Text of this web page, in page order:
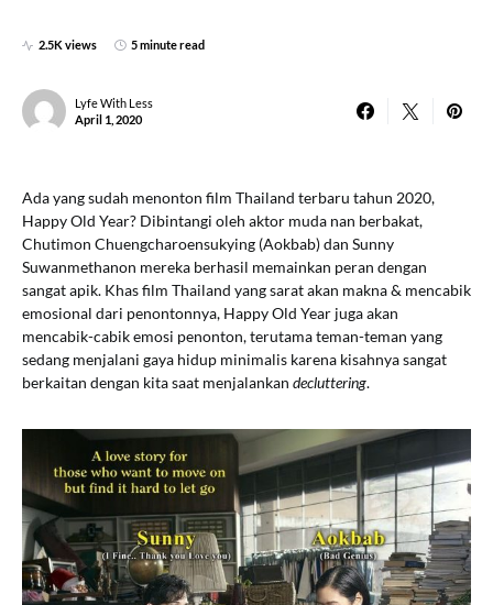
2.5K views 5 minute read
Lyfe With Less
April 1, 2020
Ada yang sudah menonton film Thailand terbaru tahun 2020,
Happy Old Year? Dibintangi oleh aktor muda nan berbakat,
Chutimon Chuengcharoensukying (Aokbab) dan Sunny
Suwanmethanon mereka berhasil memainkan peran dengan
sangat apik. Khas film Thailand yang sarat akan makna & mencabik
emosional dari penontonnya, Happy Old Year juga akan
mencabik-cabik emosi penonton, terutama teman-teman yang
sedang menjalani gaya hidup minimalis karena kisahnya sangat
berkaitan dengan kita saat menjalankan decluttering.